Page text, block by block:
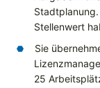
Stellenwert
Sie
25